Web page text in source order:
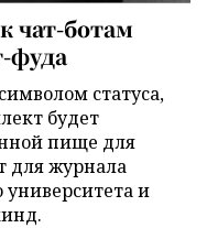
чат-ботам
фуда
статуса,
будет
пище для
для журнала
университета и